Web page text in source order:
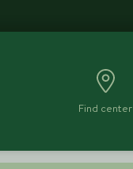
Find center